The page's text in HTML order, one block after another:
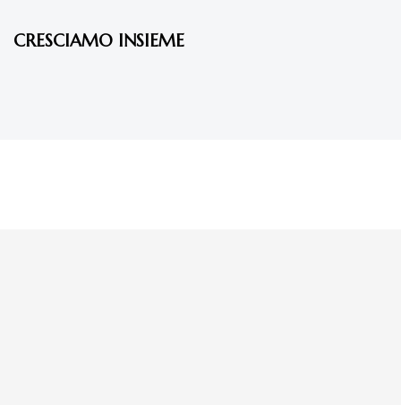
CRESCIAMO INSIEME